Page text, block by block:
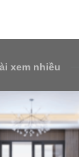
xem nhiều